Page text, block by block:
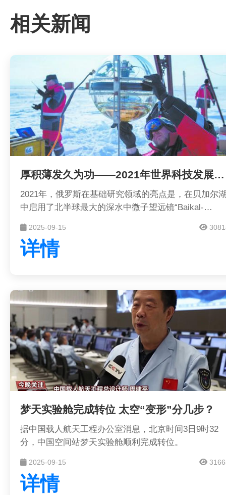
相关新闻
厚积薄发久为功——2021年世界科技发展回顾·基础研究
2021年，俄罗斯在基础研究领域的亮点是，在贝加尔
中启用了北半球最大的深水中微子望远镜“Baikal-
球物理学、水文学和淡水生物学现象，探索宇宙的产生
和进化过程。
2025-09-15
详情
梦天实验舱完成转位 太空“变形”分几步？
据中国载人航天工程办公室消息，北京时间3日9时32
分，中国空间站梦天实验舱顺利完成转位。
2025-09-15
详情